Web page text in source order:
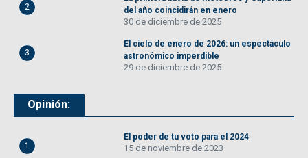
2
del año coincidirán en enero
30 de diciembre de 2025
3
El cielo de enero de 2026: un espectáculo
astronómico imperdible
29 de diciembre de 2025
Opinión:
1
El poder de tu voto para el 2024
15 de noviembre de 2023